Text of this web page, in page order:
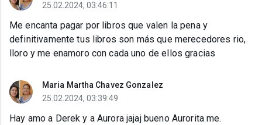
25.02.2024, 03:46:11
Me encanta pagar por libros que valen la pena y
definitivamente tus libros son más que merecedores rio,
lloro y me enamoro con cada uno de ellos gracias
Maria Martha Chavez Gonzalez
25.02.2024, 03:39:49
Hay amo a Derek y a Aurora jajaj bueno Aurorita me.